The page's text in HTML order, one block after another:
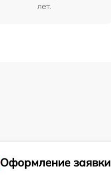
лет.
Оформление заявки